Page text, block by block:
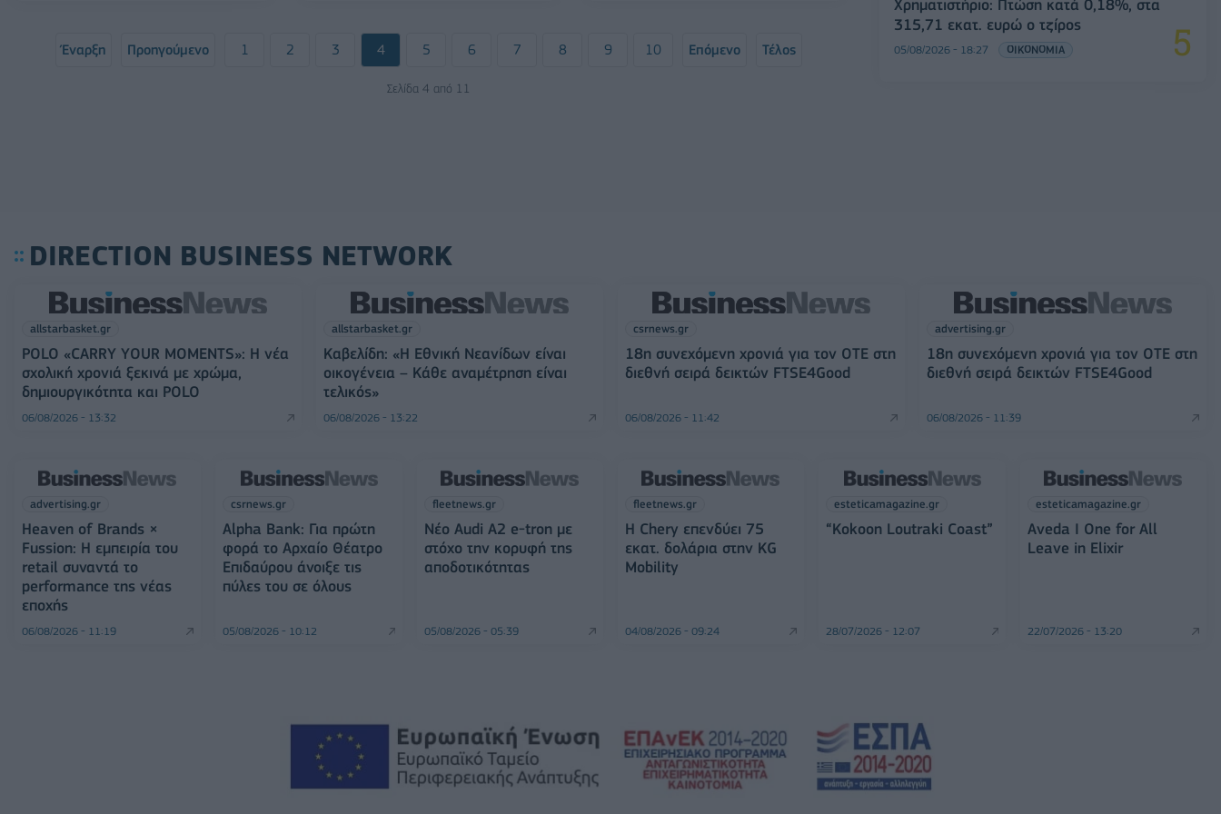
Έναρξη Προηγούμενο 1 2 3 4 5 6 7 8 9 10 Επόμενο Τέλος
Σελίδα 4 από 11
Χρηματιστήριο: Πτώση κατά 0,18%, στα
315,71 εκατ. ευρώ ο τζίρος
05/08/2026 - 18:27 ΟΙΚΟΝΟΜΙΑ
DIRECTION BUSINESS NETWORK
allstarbasket.gr
POLO «CARRY YOUR MOMENTS»: Η νέα
σχολική χρονιά ξεκινά με χρώμα,
δημιουργικότητα και POLO
06/08/2026 - 13:32
allstarbasket.gr
Καβελίδη: «Η Εθνική Νεανίδων είναι
οικογένεια – Κάθε αναμέτρηση είναι
τελικός»
06/08/2026 - 13:22
csrnews.gr
18η συνεχόμενη χρονιά για τον ΟΤΕ στη
διεθνή σειρά δεικτών FTSE4Good
06/08/2026 - 11:42
advertising.gr
18η συνεχόμενη χρονιά για τον ΟΤΕ στη
διεθνή σειρά δεικτών FTSE4Good
06/08/2026 - 11:39
advertising.gr
Heaven of Brands ×
Fussion: Η εμπειρία του
retail συναντά το
performance της νέας
εποχής
06/08/2026 - 11:19
csrnews.gr
Alpha Bank: Για πρώτη
φορά το Αρχαίο Θέατρο
Επιδαύρου άνοιξε τις
πύλες του σε όλους
05/08/2026 - 10:12
fleetnews.gr
Νέο Audi A2 e-tron με
στόχο την κορυφή της
αποδοτικότητας
05/08/2026 - 05:39
fleetnews.gr
Η Chery επενδύει 75
εκατ. δολάρια στην KG
Mobility
04/08/2026 - 09:24
esteticamagazine.gr
“Kokoon Loutraki Coast”
28/07/2026 - 12:07
esteticamagazine.gr
Aveda I One for All
Leave in Elixir
22/07/2026 - 13:20